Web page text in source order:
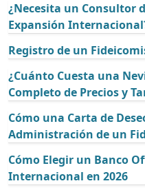
¿Necesita un Consultor
Expansión
Registro de un
¿Cuánto Cuesta una
Completo de Precios y
Cómo una Carta de
Administración de un
Cómo Elegir un Banco
Internacional en 2026